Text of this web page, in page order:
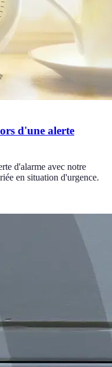
d'une alerte
d'alarme avec notre
en situation d'urgence.